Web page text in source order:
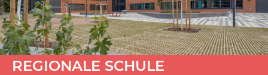
REGIONALE SCHULE